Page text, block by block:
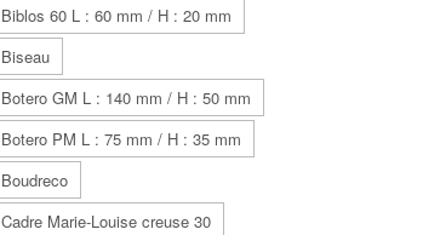
Biblos 60 L : 60 mm / H : 20 mm
Biseau
Botero GM L : 140 mm / H : 50 mm
Botero PM L : 75 mm / H : 35 mm
Boudreco
Cadre Marie-Louise creuse 30